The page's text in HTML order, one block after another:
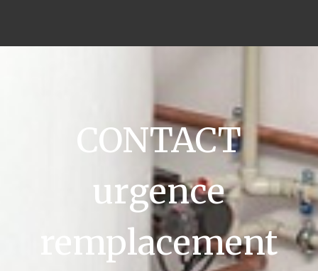
CONTACT
urgence
remplacement